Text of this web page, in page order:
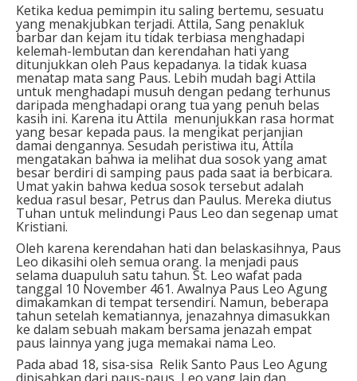
Ketika kedua pemimpin itu saling bertemu, sesuatu
yang menakjubkan terjadi. Attila, Sang penakluk
barbar dan kejam itu tidak terbiasa menghadapi
kelemah-lembutan dan kerendahan hati yang
ditunjukkan oleh Paus kepadanya. Ia tidak kuasa
menatap mata sang Paus. Lebih mudah bagi Attila
untuk menghadapi musuh dengan pedang terhunus
daripada menghadapi orang tua yang penuh belas
kasih ini. Karena itu Attila menunjukkan rasa hormat
yang besar kepada paus. Ia mengikat perjanjian
damai dengannya. Sesudah peristiwa itu, Attila
mengatakan bahwa ia melihat dua sosok yang amat
besar berdiri di samping paus pada saat ia berbicara.
Umat yakin bahwa kedua sosok tersebut adalah
kedua rasul besar, Petrus dan Paulus. Mereka diutus
Tuhan untuk melindungi Paus Leo dan segenap umat
Kristiani.
Oleh karena kerendahan hati dan belaskasihnya, Paus
Leo dikasihi oleh semua orang. Ia menjadi paus
selama duapuluh satu tahun. St. Leo wafat pada
tanggal 10 November 461. Awalnya Paus Leo Agung
dimakamkan di tempat tersendiri. Namun, beberapa
tahun setelah kematiannya, jenazahnya dimasukkan
ke dalam sebuah makam bersama jenazah empat
paus lainnya yang juga memakai nama Leo.
Pada abad 18, sisa-sisa Relik Santo Paus Leo Agung